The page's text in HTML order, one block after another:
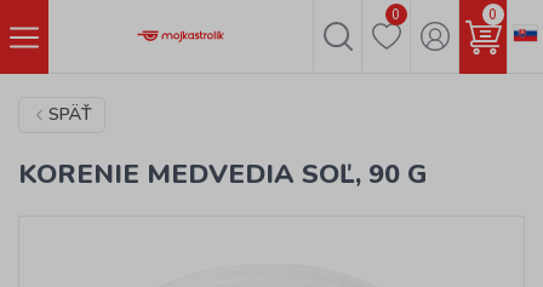
0 0
SPÄŤ
KORENIE MEDVEDIA SOĽ, 90 G